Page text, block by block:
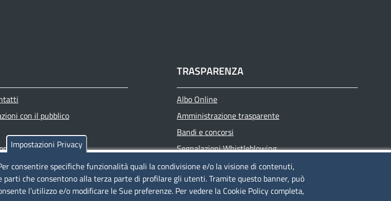
con il pubblico
oggi
PromoFirenze
TRASPARENZA
Albo Online
Amministrazione trasparente
Bandi e concorsi
Segnalazioni Whistleblowing
Accessibilità
IBAN e pagamenti informatici
Informative privacy e cookie
Impostazioni Privacy
consentire specifiche funzionalità quali la condivisione e/o la visione di contenuti,
che consentono alla terza parte di profilare gli utenti. Tramite questo banner, può
l’utilizzo e/o modificare le Sue preferenze. Per vedere la Cookie Policy completa,